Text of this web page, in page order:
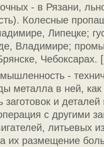
- в Рязани,
Колесные
Липецке;
Владимире;
Чебоксарах.
-
металла в ней,
и
с другими
литьевых
их размещение